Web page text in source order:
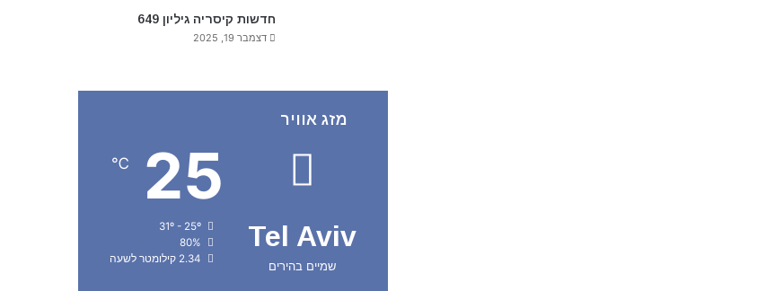
חדשות קיסריה גיליון 649
דצמבר 19, 2025
מזג אוויר
Tel Aviv
שמיים בהירים
25
℃
31º - 25º
80%
2.34 קילומטר לשעה